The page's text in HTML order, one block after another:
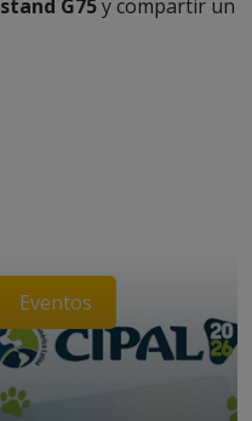
stand G75y compartir un
Eventos